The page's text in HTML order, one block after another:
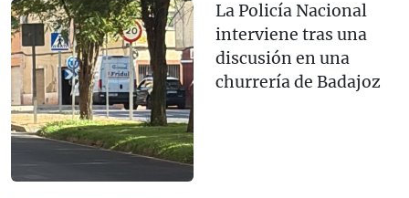
La Policía Nacional
interviene tras una
discusión en una
churrería de Badajoz